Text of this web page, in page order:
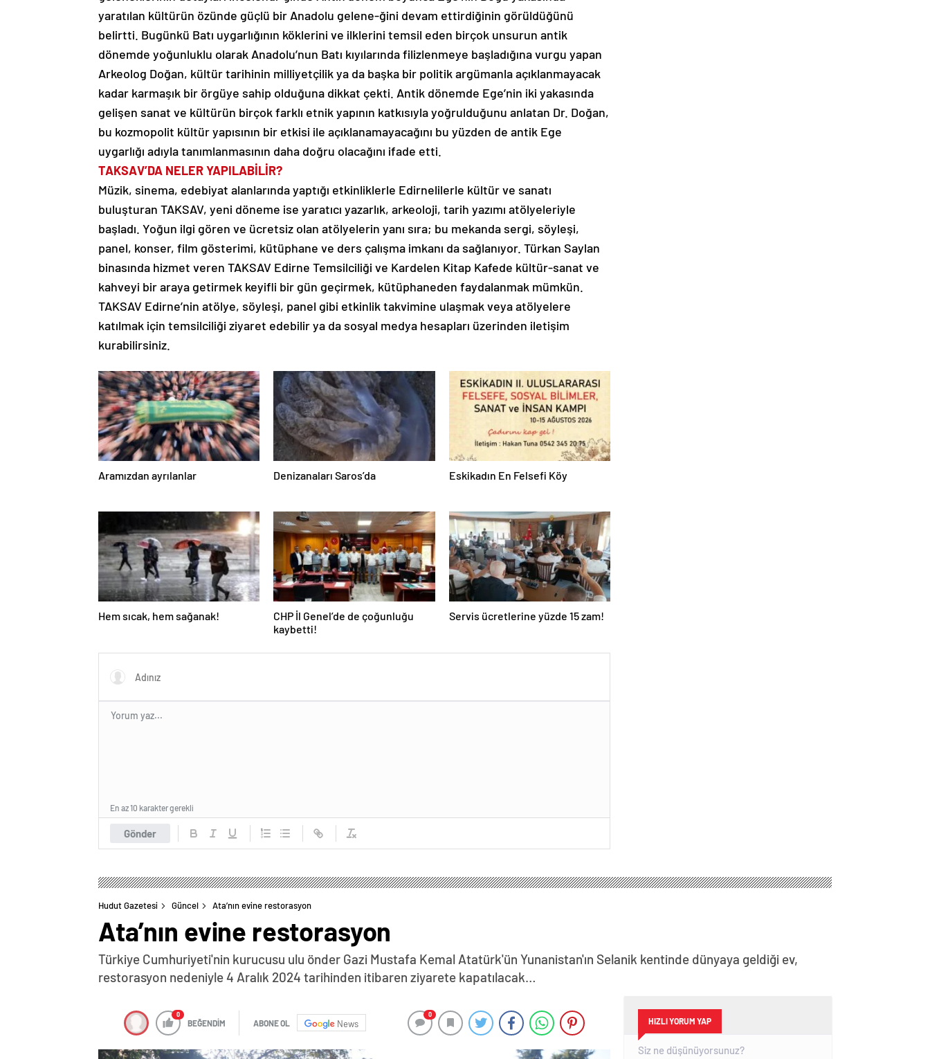
yaratılan kültürün özünde güçlü bir Anadolu gelene-ğini devam ettirdiğinin görüldüğünü
belirtti. Bugünkü Batı uygarlığının köklerini ve ilklerini temsil eden birçok unsurun antik
dönemde yoğunluklu olarak Anadolu’nun Batı kıyılarında filizlenmeye başladığına vurgu yapan
Arkeolog Doğan, kültür tarihinin milliyetçilik ya da başka bir politik argümanla açıklanmayacak
kadar karmaşık bir örgüye sahip olduğuna dikkat çekti. Antik dönemde Ege’nin iki yakasında
gelişen sanat ve kültürün birçok farklı etnik yapının katkısıyla yoğrulduğunu anlatan Dr. Doğan,
bu kozmopolit kültür yapısının bir etkisi ile açıklanamayacağını bu yüzden de antik Ege
uygarlığı adıyla tanımlanmasının daha doğru olacağını ifade etti.
TAKSAV’DA NELER YAPILABİLİR?
Müzik, sinema, edebiyat alanlarında yaptığı etkinliklerle Edirnelilerle kültür ve sanatı
buluşturan TAKSAV, yeni döneme ise yaratıcı yazarlık, arkeoloji, tarih yazımı atölyeleriyle
başladı. Yoğun ilgi gören ve ücretsiz olan atölyelerin yanı sıra; bu mekanda sergi, söyleşi,
panel, konser, film gösterimi, kütüphane ve ders çalışma imkanı da sağlanıyor. Türkan Saylan
binasında hizmet veren TAKSAV Edirne Temsilciliği ve Kardelen Kitap Kafede kültür-sanat ve
kahveyi bir araya getirmek keyifli bir gün geçirmek, kütüphaneden faydalanmak mümkün.
TAKSAV Edirne’nin atölye, söyleşi, panel gibi etkinlik takvimine ulaşmak veya atölyelere
katılmak için temsilciliği ziyaret edebilir ya da sosyal medya hesapları üzerinden iletişim
kurabilirsiniz.
Aramızdan ayrılanlar Denizanaları Saros’da Eskikadın En Felsefi Köy
Hem sıcak, hem sağanak!
CHP İl Genel’de de çoğunluğu
kaybetti!
Servis ücretlerine yüzde 15 zam!
Gönder
En az 10 karakter gerekli
Hudut Gazetesi Güncel Ata’nın evine restorasyon
Ata’nın evine restorasyon
Türkiye Cumhuriyeti'nin kurucusu ulu önder Gazi Mustafa Kemal Atatürk'ün Yunanistan'ın Selanik kentinde dünyaya geldiği ev,
restorasyon nedeniyle 4 Aralık 2024 tarihinden itibaren ziyarete kapatılacak…
0
BEĞENDİM ABONE OL News
0
HIZLI YORUM YAP